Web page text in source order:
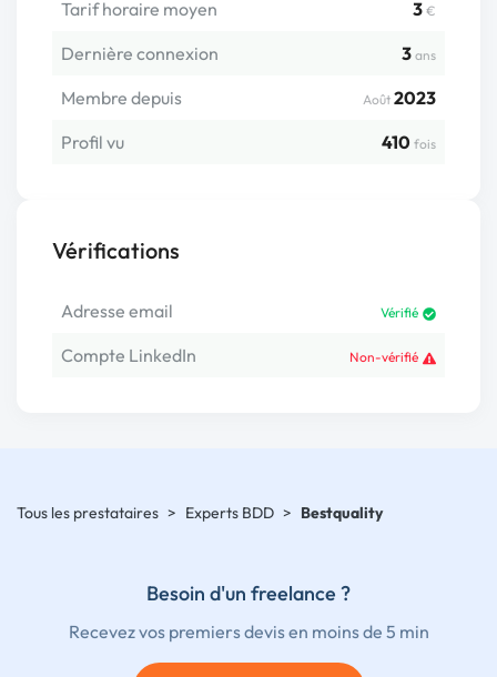
Tarif horaire moyen 3 €
Dernière connexion 3 ans
Membre depuis Août 2023
Profil vu
410 fois
Vérifications
Adresse email Vérifié
Compte LinkedIn Non-vérifié
Tous les prestataires > Experts BDD > Bestquality
Besoin d'un freelance ?
Recevez vos premiers devis en moins de 5 min